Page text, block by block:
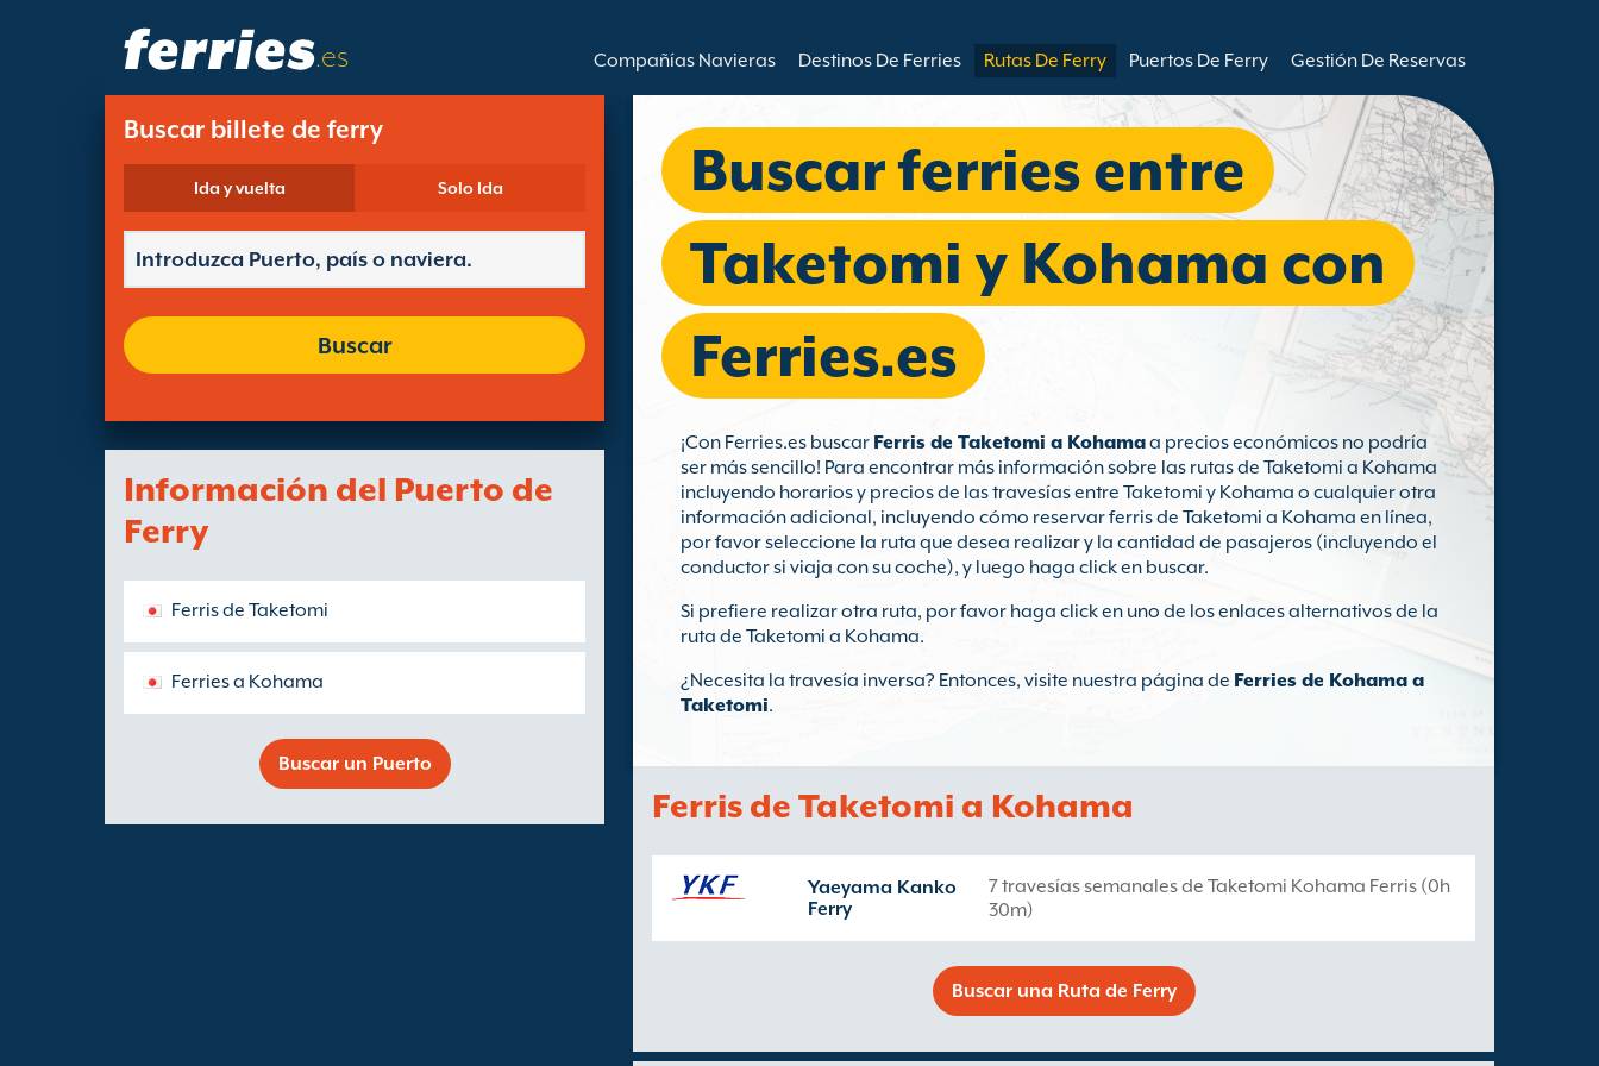
.es Compañías Navieras Destinos De Ferries Rutas De Ferry Puertos De Ferry Gestión De Reservas
Buscar billete de ferry
Ida y vuelta Solo Ida
Buscar
Información del Puerto de
Ferry
Ferris de Taketomi
Ferries a Kohama
Buscar un Puerto
Buscar ferries entre
Taketomi y Kohama con
Ferries.es
¡Con Ferries.es buscar Ferris de Taketomi a Kohamaa precios económicos no podría
ser más sencillo! Para encontrar más información sobre las rutas de Taketomi a Kohama
incluyendo horarios y precios de las travesías entre Taketomi y Kohama o cualquier otra
información adicional, incluyendo cómo reservar ferris de Taketomi a Kohama en línea,
por favor seleccione la ruta que desea realizar y la cantidad de pasajeros (incluyendo el
conductor si viaja con su coche), y luego haga click en buscar.
Si prefiere realizar otra ruta, por favor haga click en uno de los enlaces alternativos de la
ruta de Taketomi a Kohama.
¿Necesita la travesía inversa? Entonces, visite nuestra página de Ferries de Kohama a
Taketomi.
Ferris de Taketomi a Kohama
Yaeyama Kanko
Ferry
7 travesías semanales de Taketomi Kohama Ferris (0h
30m)
Buscar una Ruta de Ferry